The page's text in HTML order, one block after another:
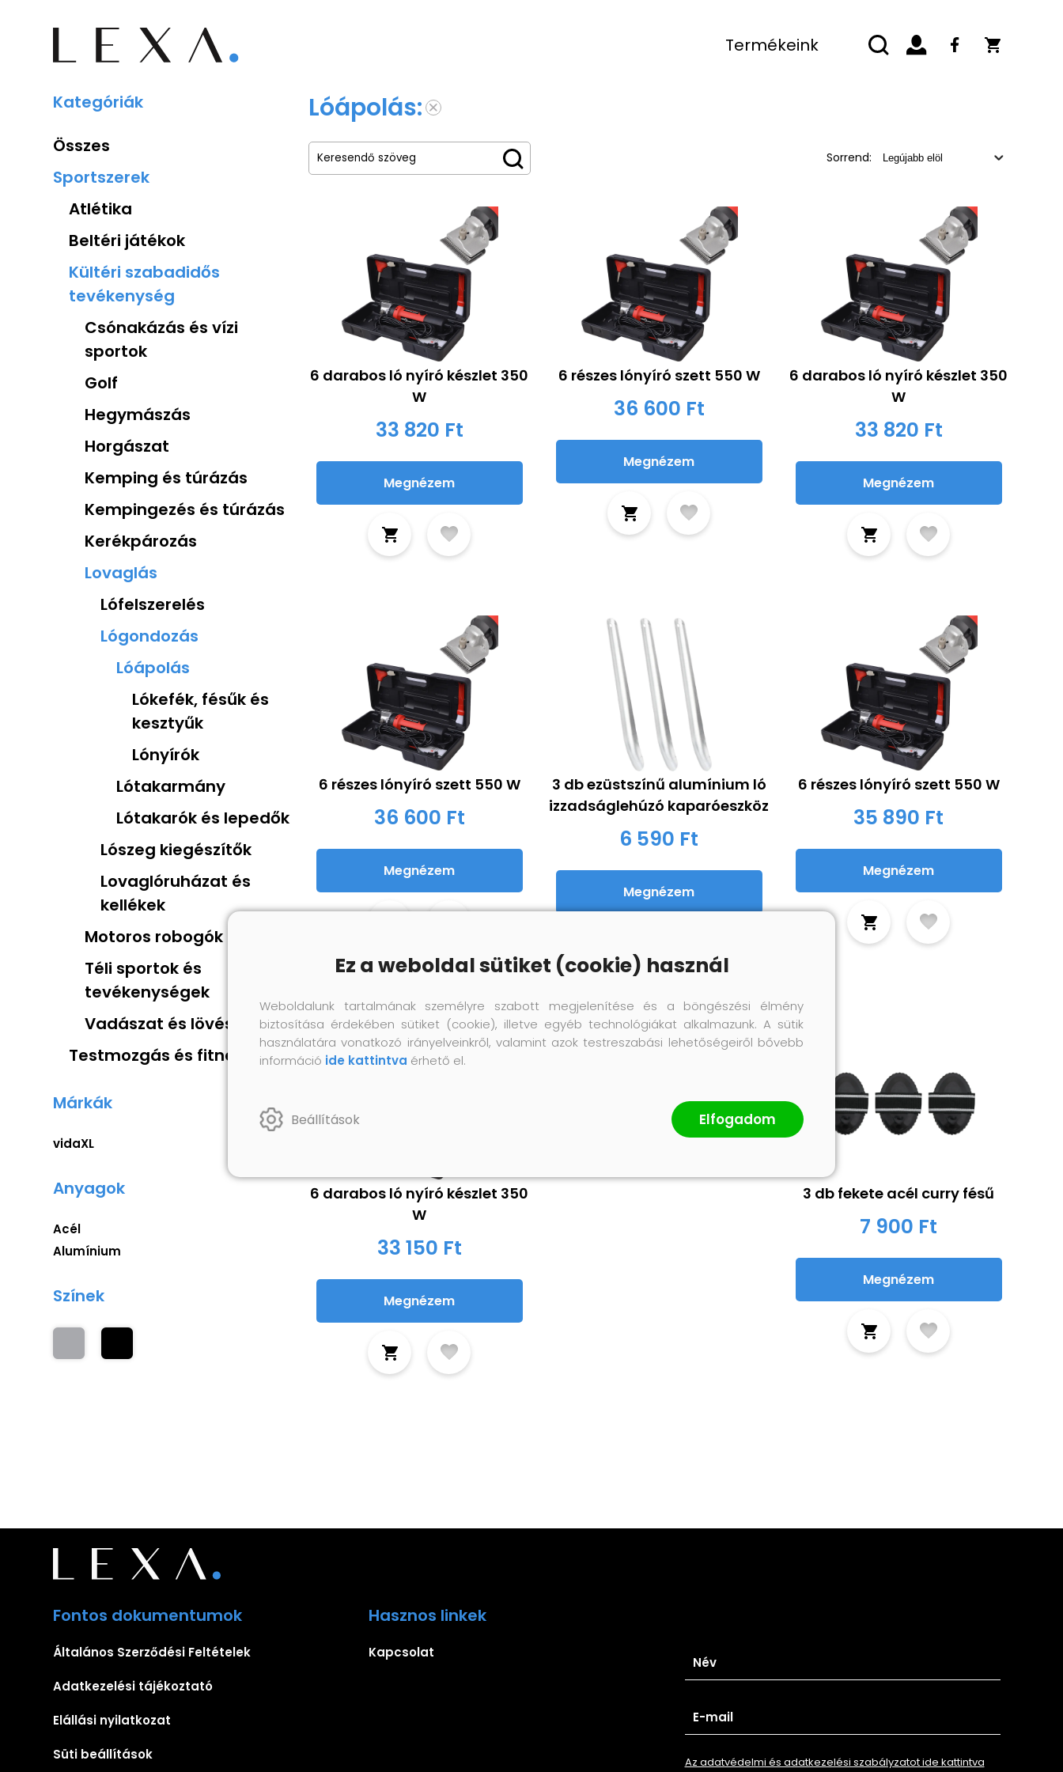
Termékeink
Kategóriák
Összes
Sportszerek
Atlétika
Beltéri játékok
Kültéri szabadidős
tevékenység
Csónakázás és vízi
sportok
Golf
Hegymászás
Horgászat
Kemping és túrázás
Kempingezés és túrázás
Kerékpározás
Lovaglás
Lófelszerelés
Lógondozás
Lóápolás
Lókefék, fésűk és
kesztyűk
Lónyírók
Lótakarmány
Lótakarók és lepedők
Lószeg kiegészítők
Lovaglóruházat és
kellékek
Motoros robogók
Téli sportok és
tevékenységek
Vadászat és lövészet
Testmozgás és fitnesz
Márkák
vidaXL
Anyagok
Acél
Alumínium
Színek
Lóápolás:
Sorrend:
6 darabos ló nyíró készlet 350
W
33 820 Ft
Megnézem
6 részes lónyíró szett 550 W
36 600 Ft
Megnézem
6 darabos ló nyíró készlet 350
W
33 820 Ft
Megnézem
6 részes lónyíró szett 550 W
36 600 Ft
Megnézem
3 db ezüstszínű alumínium ló
izzadságlehúzó kaparóeszköz
6 590 Ft
Megnézem
6 részes lónyíró szett 550 W
35 890 Ft
Megnézem
6 darabos ló nyíró készlet 350
W
33 150 Ft
Megnézem
3 db fekete acél curry fésű
7 900 Ft
Megnézem
Fontos dokumentumok
Általános Szerződési Feltételek
Adatkezelési tájékoztató
Elállási nyilatkozat
Süti beállítások
Hasznos linkek
Kapcsolat
Az adatvédelmi és adatkezelési szabályzatot ide kattintva
Ez a weboldal sütiket (cookie) használ
Weboldalunk tartalmának személyre szabott megjelenítése és a böngészési élmény
biztosítása érdekében sütiket (cookie), illetve egyéb technológiákat alkalmazunk. A sütik
használatára vonatkozó irányelveinkről, valamint azok testreszabási lehetőségeiről bővebb
információ ide kattintva érhető el.
Beállítások Elfogadom